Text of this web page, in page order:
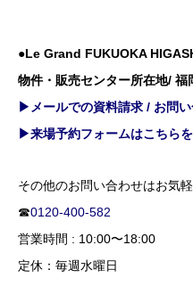
●Le Grand FUKUOKA
物件・販売センター所在地/ 福
▶メールでの資料請求 / お問
▶来場予約フォームはこちら
その他のお問い合わせはお気
☎0120-400-582
営業時間 : 10:00〜18:00
定休：毎週水曜日